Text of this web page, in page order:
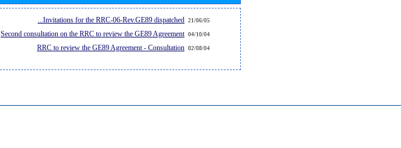
21/06/05
Invitations for the RRC-06-Rev.GE89 dispatched...
04/10/04
Second consultation on the RRC to review the GE89 Agreement
02/08/04
RRC to review the GE89 Agreement - Consultation